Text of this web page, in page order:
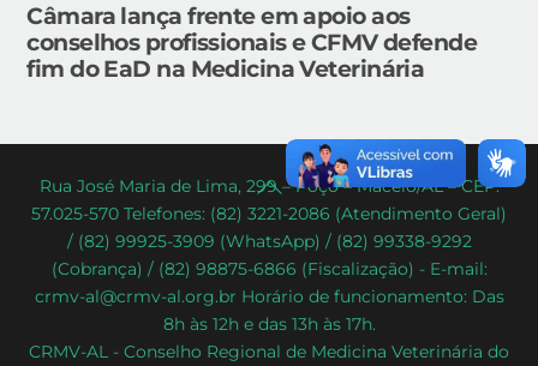
Câmara lança frente em apoio aos
conselhos profissionais e CFMV defende
fim do EaD na Medicina Veterinária
Back
To
Top
Rua José Maria de Lima, 299 – Poço – Maceió/AL – CEP:
57.025-570 Telefones: (82) 3221-2086 (Atendimento Geral)
/ (82) 99925-3909 (WhatsApp) / (82) 99338-9292
(Cobrança) / (82) 98875-6866 (Fiscalização) - E-mail:
crmv-al@crmv-al.org.br Horário de funcionamento: Das
8h às 12h e das 13h às 17h.
CRMV-AL - Conselho Regional de Medicina Veterinária do